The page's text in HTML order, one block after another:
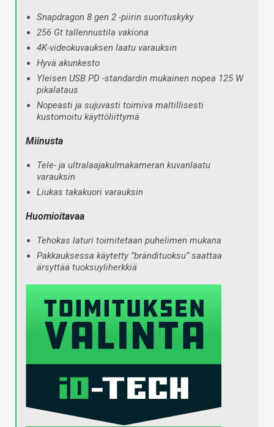
Snapdragon 8 gen 2 -piirin suorituskyky
256 Gt tallennustila vakiona
4K-videokuvauksen laatu varauksin
Hyvä akunkesto
Yleisen USB PD -standardin mukainen nopea 125 W
pikalataus
Nopeasti ja sujuvasti toimiva maltillisesti
kustomoitu käyttöliittymä
Miinusta
Tele- ja ultralaajakulmakameran kuvanlaatu
varauksin
Liukas takakuori varauksin
Huomioitavaa
Tehokas laturi toimitetaan puhelimen mukana
Pakkauksessa käytetty ”brändituoksu” saattaa
ärsyttää tuoksuyliherkkiä